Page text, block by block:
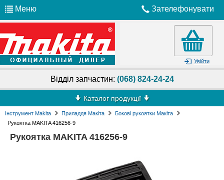
Меню Зателефонувати
Увійти
Відділ запчастин: (068) 824-24-24
Каталог продукції
Інструмент Makita Приладдя Макіта
Бокові рукоятки Макіта
Рукоятка MAKITA 416256-9
Рукоятка MAKITA 416256-9